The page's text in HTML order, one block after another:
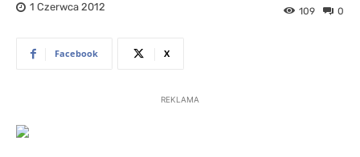
1 Czerwca 2012 0
109
Facebook X
REKLAMA